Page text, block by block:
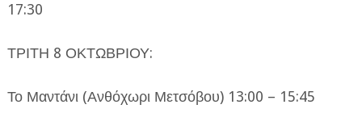
17:30
ΤΡΙΤΗ 8 ΟΚΤΩΒΡΙΟΥ:
Το Μαντάνι (Ανθόχωρι Μετσόβου) 13:00 – 15:45